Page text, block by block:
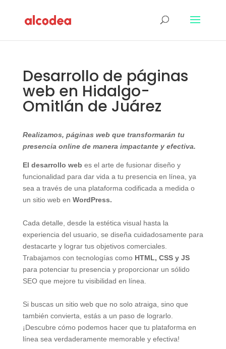
Desarrollo de páginas
web en Hidalgo-
Omitlán de Juárez
Realizamos, páginas web que transformarán tu
presencia online de manera impactante y efectiva.
El desarrollo web es el arte de fusionar diseño y
funcionalidad para dar vida a tu presencia en línea, ya
sea a través de una plataforma codificada a medida o
un sitio web en WordPress.
Cada detalle, desde la estética visual hasta la
experiencia del usuario, se diseña cuidadosamente para
destacarte y lograr tus objetivos comerciales.
Trabajamos con tecnologías como HTML, CSS y JS
para potenciar tu presencia y proporcionar un sólido
SEO que mejore tu visibilidad en línea.
Si buscas un sitio web que no solo atraiga, sino que
también convierta, estás a un paso de lograrlo.
¡Descubre cómo podemos hacer que tu plataforma en
línea sea verdaderamente memorable y efectiva!